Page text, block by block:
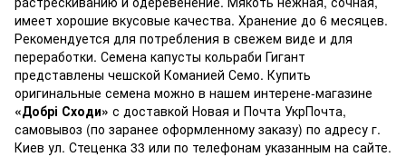
имеет хорошие вкусовые качества. Хранение до 6 месяцев.
Рекомендуется для потребления в свежем виде и для
переработки. Семена капусты кольраби Гигант
представлены чешской Команией Семо. Купить
оригинальные семена можно в нашем интерене-магазине
«Добрі Сходи» с доставкой Новая и Почта УкрПочта,
самовывоз (по заранее оформленному заказу) по адресу г.
Киев ул. Стеценка 33 или по телефонам указанным на сайте.